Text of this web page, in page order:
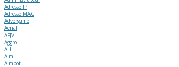
Adresse IP
Adresse MAC
Advergame
Aerial
AFJV
Aggro
AH
Aim
Aimbot